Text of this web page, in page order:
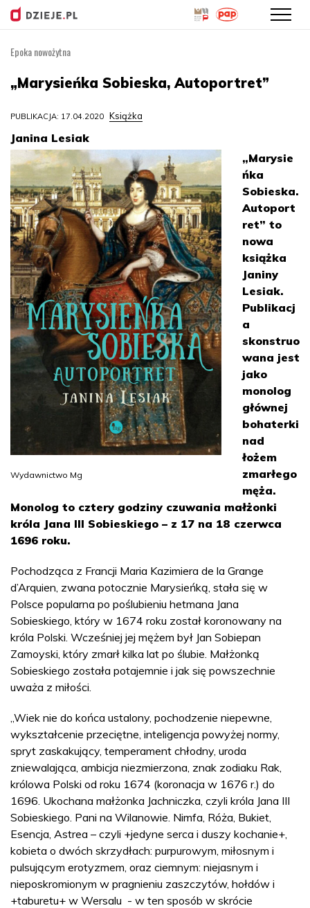
treści
Epoka nowożytna
„Marysieńka Sobieska, Autoportret”
PUBLIKACJA: 17.04.2020 Książka
Janina Lesiak
Wydawnictwo Mg
„Marysie
ńka
Sobieska.
Autoport
ret” to
nowa
książka
Janiny
Lesiak.
Publikacj
a
skonstruo
wana jest
jako
monolog
głównej
bohaterki
nad
łożem
zmarłego
męża.
Monolog to cztery godziny czuwania małżonki
króla Jana III Sobieskiego – z 17 na 18 czerwca
1696 roku.
Pochodząca z Francji Maria Kazimiera de la Grange
d’Arquien, zwana potocznie Marysieńką, stała się w
Polsce popularna po poślubieniu hetmana Jana
Sobieskiego, który w 1674 roku został koronowany na
króla Polski. Wcześniej jej mężem był Jan Sobiepan
Zamoyski, który zmarł kilka lat po ślubie. Małżonką
Sobieskiego została potajemnie i jak się powszechnie
uważa z miłości.
„Wiek nie do końca ustalony, pochodzenie niepewne,
wykształcenie przeciętne, inteligencja powyżej normy,
spryt zaskakujący, temperament chłodny, uroda
zniewalająca, ambicja niezmierzona, znak zodiaku Rak,
królowa Polski od roku 1674 (koronacja w 1676 r.) do
1696. Ukochana małżonka Jachniczka, czyli króla Jana III
Sobieskiego. Pani na Wilanowie. Nimfa, Róża, Bukiet,
Esencja, Astrea – czyli +jedyne serca i duszy kochanie+,
kobieta o dwóch skrzydłach: purpurowym, miłosnym i
pulsującym erotyzmem, oraz ciemnym: niejasnym i
nieposkromionym w pragnieniu zaszczytów, hołdów i
+taburetu+ w Wersalu - w ten sposób w skrócie